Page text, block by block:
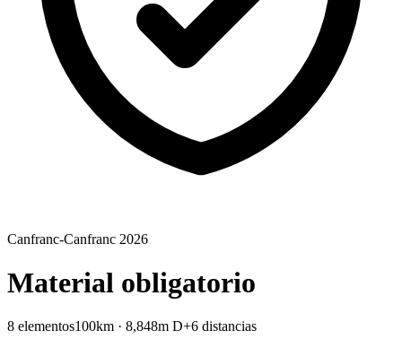
Canfranc-Canfranc 2026
Material obligatorio
8 elementos100km · 8,848m D+6 distancias